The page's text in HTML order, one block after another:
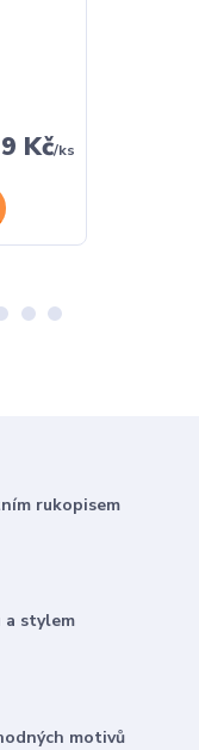
Kč/ks
rukopisem
a stylem
motivů